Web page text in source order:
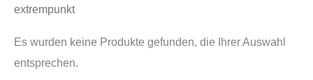
extrempunkt
Es wurden keine Produkte gefunden, die Ihrer Auswahl
entsprechen.